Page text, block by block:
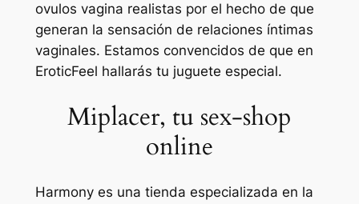
ovulos vagina realistas por el hecho de que
generan la sensación de relaciones íntimas
vaginales. Estamos convencidos de que en
EroticFeel hallarás tu juguete especial.
Miplacer, tu sex-shop
online
Harmony es una tienda especializada en la